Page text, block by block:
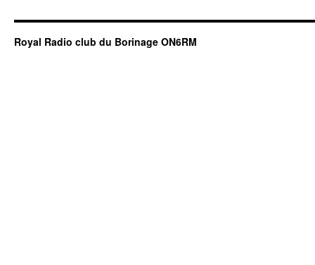
Royal Radio club du Borinage ON6RM